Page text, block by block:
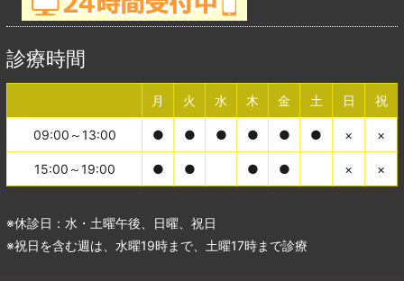
診療時間
月 火 水 木 金 土 日 祝
09:00～13:00 ● ● ● ● ● ● × ×
15:00～19:00 ● ● ● ● × ×
※休診日：水・土曜午後、日曜、祝日
※祝日を含む週は、水曜19時まで、土曜17時まで診療